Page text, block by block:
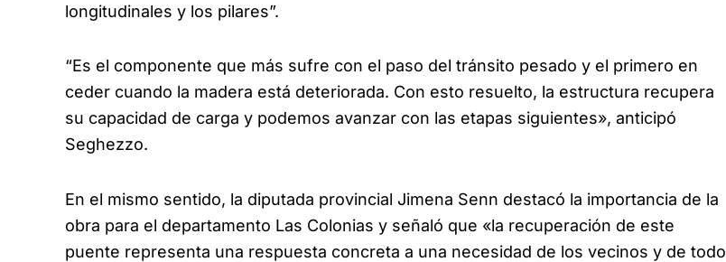
longitudinales y los pilares”.
“Es el componente que más sufre con el paso del tránsito pesado y el primero en
ceder cuando la madera está deteriorada. Con esto resuelto, la estructura recupera
su capacidad de carga y podemos avanzar con las etapas siguientes», anticipó
Seghezzo.
En el mismo sentido, la diputada provincial Jimena Senn destacó la importancia de la
obra para el departamento Las Colonias y señaló que «la recuperación de este
puente representa una respuesta concreta a una necesidad de los vecinos y de todo